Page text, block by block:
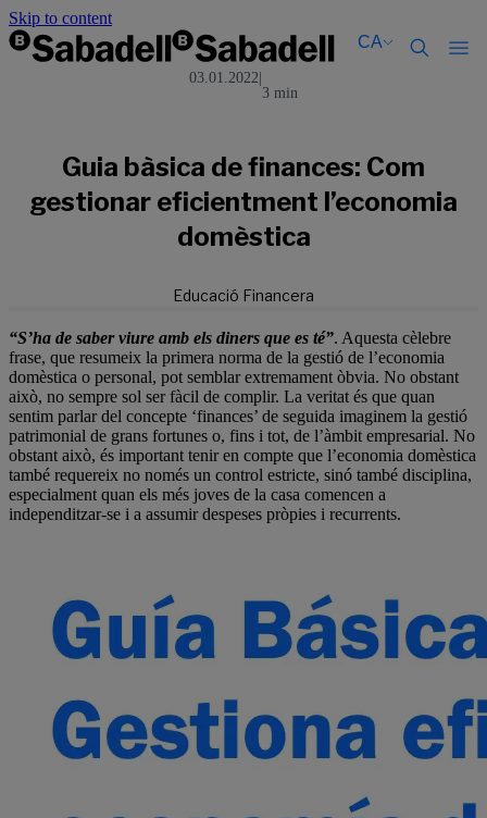
Skip to content
CA
Català
Español
Català
Español
03.01.2022
3 min
Guia bàsica de finances: Com
gestionar eficientment l’economia
domèstica
Educació Financera
“S’ha de saber viure amb els diners que es té”. Aquesta cèlebre
frase, que resumeix la primera norma de la gestió de l’economia
domèstica o personal, pot semblar extremament òbvia. No obstant
això, no sempre sol ser fàcil de complir. La veritat és que quan
sentim parlar del concepte ‘finances’ de seguida imaginem la gestió
patrimonial de grans fortunes o, fins i tot, de l’àmbit empresarial. No
obstant això, és important tenir en compte que l’economia domèstica
també requereix no només un control estricte, sinó també disciplina,
especialment quan els més joves de la casa comencen a
independitzar-se i a assumir despeses pròpies i recurrents.